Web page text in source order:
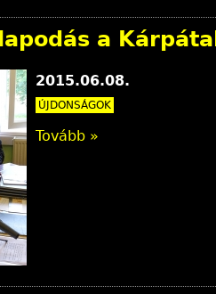
a
2015.06.08.
ÚJDONSÁGOK
Tovább »